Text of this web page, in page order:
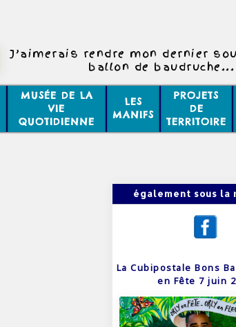
J’aimerais rendre mon dernier
ballon de baudruche...
MUSÉE DE LA
VIE
QUOTIDIENNE
LES
MANIFS
PROJETS
DE
TERRITOIRE
également sous la
La Cubipostale Bons
en Fête 7 juin